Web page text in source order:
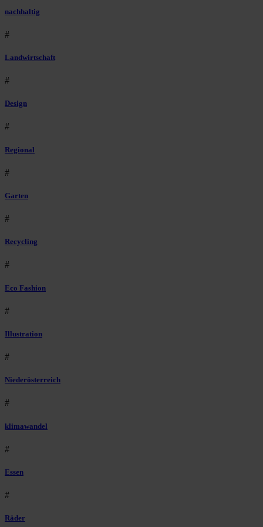
nachhaltig
#
Landwirtschaft
#
Design
#
Regional
#
Garten
#
Recycling
#
Eco Fashion
#
Illustration
#
Niederösterreich
#
klimawandel
#
Essen
#
Räder